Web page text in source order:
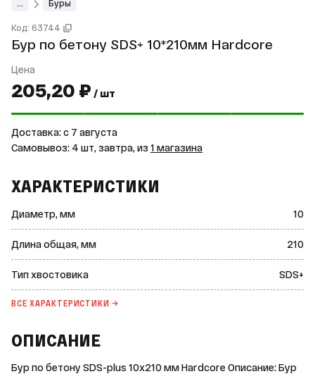
Буры
Код: 63744
Бур по бетону SDS+ 10*210мм Hardcore
Цена
205,20 ₽ / шт
Доставка: c 7 августа
Самовывоз: 4 шт, завтра, из 1 магазина
ХАРАКТЕРИСТИКИ
Диаметр, мм 10
Длина общая, мм 210
Тип хвостовика SDS+
ВСЕ ХАРАКТЕРИСТИКИ →
ОПИСАНИЕ
Бур по бетону SDS-plus 10x210 мм Hardcore Описание: Бур